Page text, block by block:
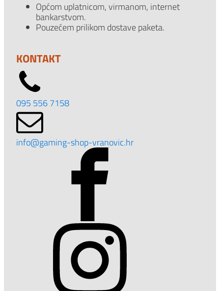
Općom uplatnicom, virmanom, internet
bankarstvom.
Pouzećem prilikom dostave paketa.
KONTAKT
095 556 7158
info@gaming-shop-vranovic.hr